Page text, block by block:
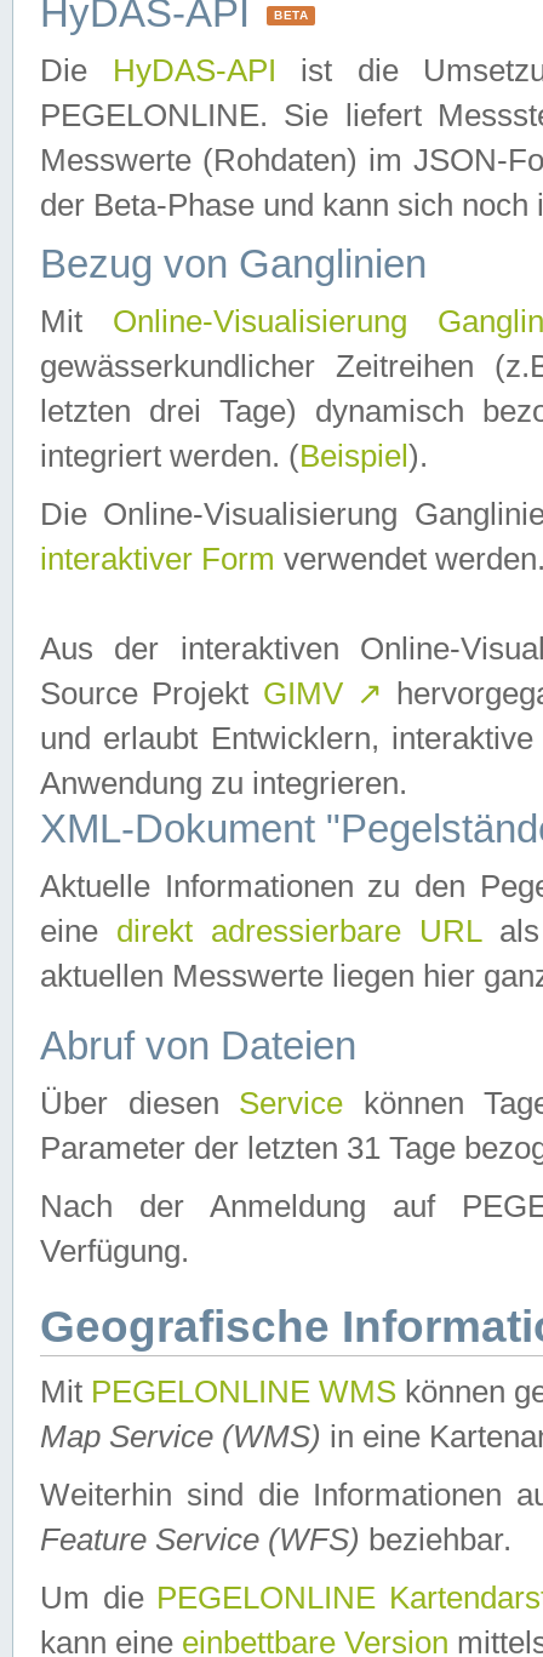
HyDAS-API BETA
Die HyDAS-API ist die
PEGELONLINE. Sie liefert
Messwerte (Rohdaten) im JSON-
der Beta-Phase und kann sich noch
Bezug von Ganglinien
Mit Online-Visualisierung
gewässerkundlicher Zeitreihen
letzten drei Tage) dynamisch
integriert werden. (Beispiel ).
Die Online-Visualisierung
interaktiver Form verwendet
Aus der interaktiven Online-
Source Projekt GIMV ↗
und erlaubt Entwicklern,
Anwendung zu integrieren.
XML-Dokument
Aktuelle Informationen zu den
eine direkt adressierbare URLals
aktuellen Messwerte liegen hier
Abruf von Dateien
Über diesen Service können
Parameter der letzten 31 Tage
Nach der Anmeldung auf
Verfügung.
Geografische
Mit PEGELONLINE WMS können
Map Service (WMS) in eine
Weiterhin sind die Informationen
Feature Service (WFS) beziehbar.
Um die PEGELONLINE
kann eine einbettbare Version